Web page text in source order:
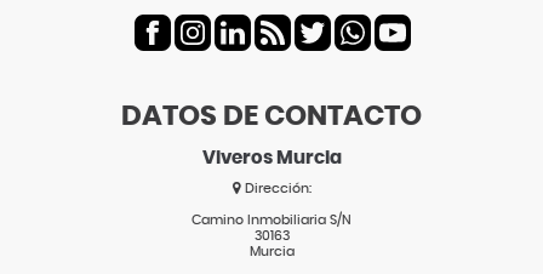
DATOS DE CONTACTO
Viveros Murcia
Dirección:
Camino Inmobiliaria S/N
30163
Murcia